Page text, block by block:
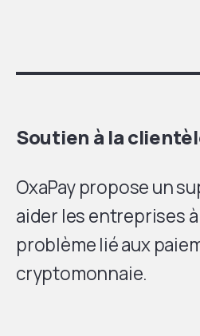
Soutien à la
OxaPay propose un
aider les entreprises
problème lié aux
cryptomonnaie.